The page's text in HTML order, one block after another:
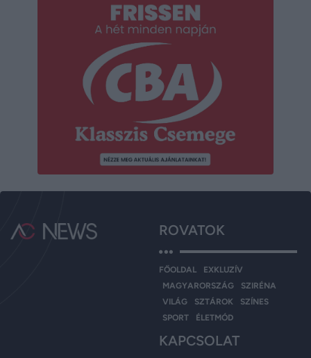
ROVATOK
FŐOLDAL
EXKLUZÍV
MAGYARORSZÁG
SZIRÉNA
VILÁG
SZTÁROK
SZÍNES
SPORT
ÉLETMÓD
KAPCSOLAT